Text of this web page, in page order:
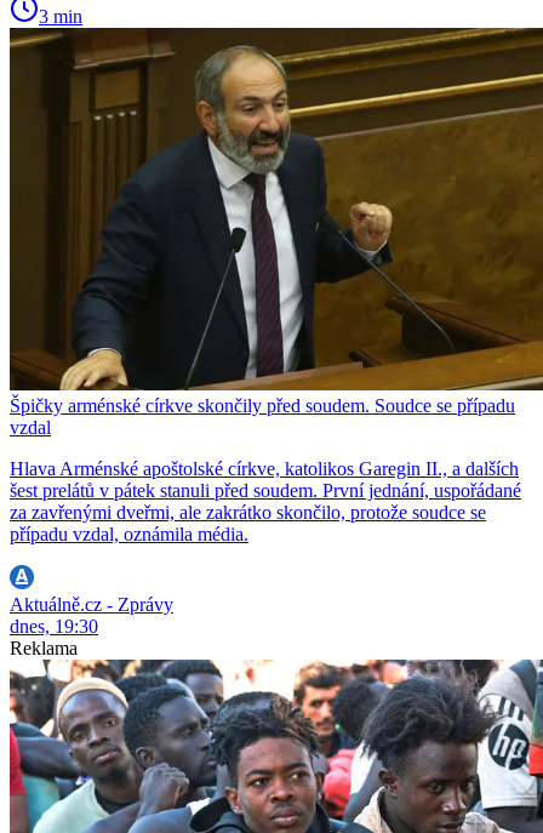
3 min
Špičky arménské církve skončily před soudem. Soudce se případu
vzdal
Hlava Arménské apoštolské církve, katolikos Garegin II., a dalších
šest prelátů v pátek stanuli před soudem. První jednání, uspořádané
za zavřenými dveřmi, ale zakrátko skončilo, protože soudce se
případu vzdal, oznámila média.
Aktuálně.cz - Zprávy
dnes, 19:30
Reklama